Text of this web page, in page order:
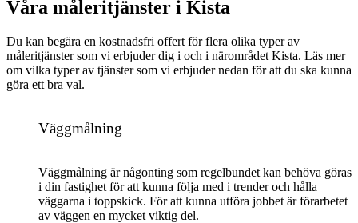
Våra måleritjänster i Kista
Du kan begära en kostnadsfri offert för flera olika typer av
måleritjänster som vi erbjuder dig i och i närområdet Kista. Läs mer
om vilka typer av tjänster som vi erbjuder nedan för att du ska kunna
göra ett bra val.
Väggmålning
Väggmålning är någonting som regelbundet kan behöva göras
i din fastighet för att kunna följa med i trender och hålla
väggarna i toppskick. För att kunna utföra jobbet är förarbetet
av väggen en mycket viktig del.